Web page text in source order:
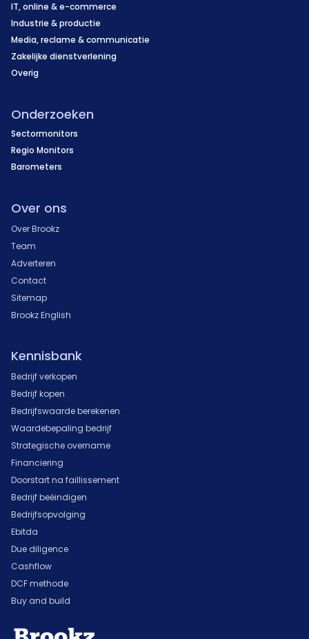
IT, online & e-commerce
Industrie & productie
Media, reclame & communicatie
Zakelijke dienstverlening
Overig
Onderzoeken
Sectormonitors
Regio Monitors
Barometers
Over ons
Over Brookz
Team
Adverteren
Contact
Sitemap
Brookz English
Kennisbank
Bedrijf verkopen
Bedrijf kopen
Bedrijfswaarde berekenen
Waardebepaling bedrijf
Strategische overname
Financiering
Doorstart na faillissement
Bedrijf beëindigen
Bedrijfsopvolging
Ebitda
Due diligence
Cashflow
DCF methode
Buy and build